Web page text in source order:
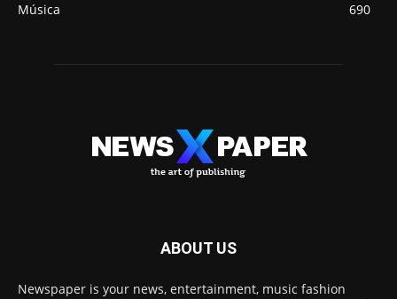
Música
690
ABOUT US
Newspaper is your news, entertainment, music fashion